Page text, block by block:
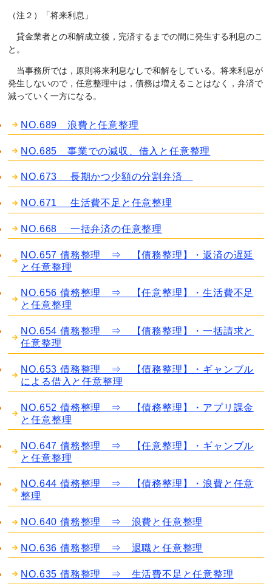
（注２）「将来利息」
貸金業者との和解成立後，完済するまでの間に発生する利息のこ
と。
当事務所では，原則将来利息なしで和解をしている。将来利息が
発生しないので，任意整理中は，債務は増えることはなく，弁済で
減っていく一方になる。
NO.689 浪費と任意整理
NO.685 事業での減収、借入と任意整理
NO.673 長期かつ少額の分割弁済
NO.671 生活費不足と任意整理
NO.668 一括弁済の任意整理
NO.657 債務整理 ⇒ 【債務整理】・返済の遅延
と任意整理
NO.656 債務整理 ⇒ 【任意整理】・生活費不足
と任意整理
NO.654 債務整理 ⇒ 【債務整理】・一括請求と
任意整理
NO.653 債務整理 ⇒ 【債務整理】・ギャンブル
による借入と任意整理
NO.652 債務整理 ⇒ 【債務整理】・アプリ課金
と任意整理
NO.647 債務整理 ⇒ 【任意整理】・ギャンブル
と任意整理
NO.644 債務整理 ⇒ 【債務整理】・浪費と任意
整理
NO.640 債務整理 ⇒ 浪費と任意整理
NO.636 債務整理 ⇒ 退職と任意整理
NO.635 債務整理 ⇒ 生活費不足と任意整理